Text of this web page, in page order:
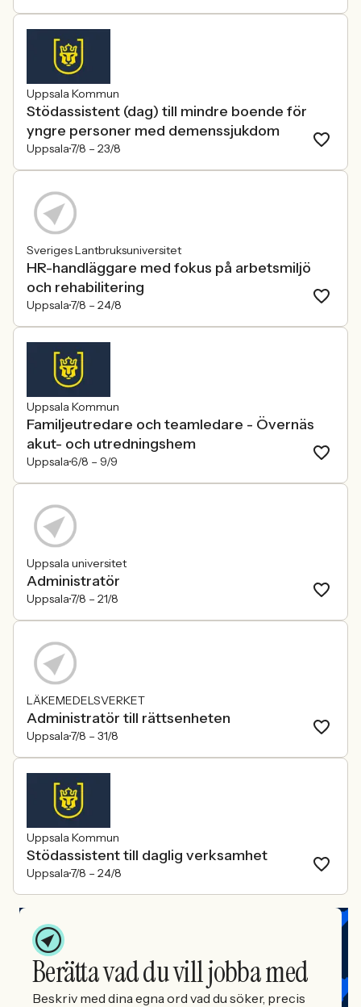
Uppsala Kommun
Stödassistent (dag) till mindre boende för
yngre personer med demenssjukdom
Uppsala7/8 – 23/8
Sveriges Lantbruksuniversitet
HR-handläggare med fokus på arbetsmiljö
och rehabilitering
Uppsala7/8 – 24/8
Uppsala Kommun
Familjeutredare och teamledare - Övernäs
akut- och utredningshem
Uppsala6/8 – 9/9
Uppsala universitet
Administratör
Uppsala7/8 – 21/8
LÄKEMEDELSVERKET
Administratör till rättsenheten
Uppsala7/8 – 31/8
Uppsala Kommun
Stödassistent till daglig verksamhet
Uppsala7/8 – 24/8
Berätta vad du vill jobba med
Beskriv med dina egna ord vad du söker, precis